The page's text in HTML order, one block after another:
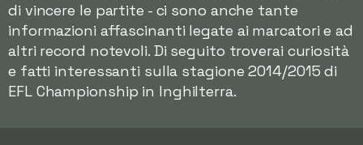
di vincere le partite - ci sono anche tante
informazioni affascinanti legate ai marcatori e ad
altri record notevoli. Di seguito troverai curiosità
e fatti interessanti sulla stagione 2014/2015 di
EFL Championship in Inghilterra.